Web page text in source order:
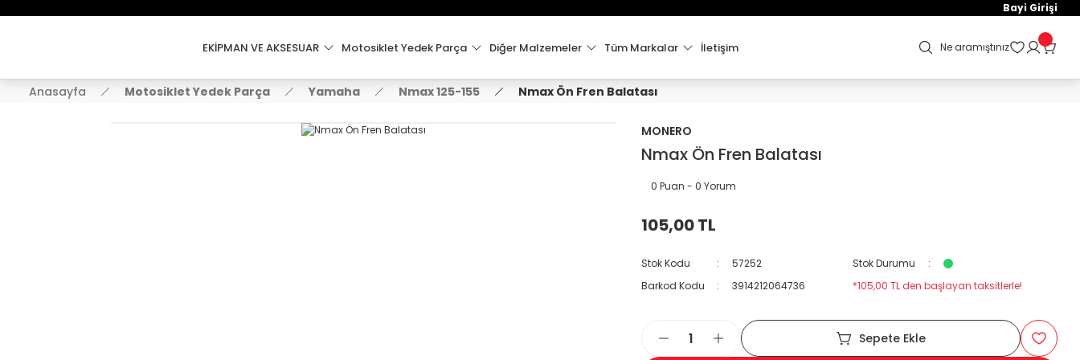
2000 TL VE ÜZERİ KARGO ÜCRETSİZ !
Bayi Girişi
EKİPMAN VE AKSESUAR Motosiklet Yedek Parça Diğer Malzemeler Tüm Markalar İletişim Ne aramıştınız
Anasayfa Motosiklet Yedek Parça Yamaha Nmax 125-155 Nmax Ön Fren Balatası
MONERO
Nmax Ön Fren Balatası
0 Puan - 0 Yorum
105,00 TL
Stok Kodu 57252
Stok Durumu
Barkod Kodu
3914212064736 *105,00 TL den başlayan taksitlerle!
Sepete Ekle